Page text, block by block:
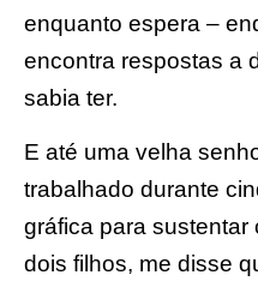
enquanto espera –
encontra respostas a
sabia ter.
E até uma velha
trabalhado durante
gráfica para sustentar
dois filhos, me disse